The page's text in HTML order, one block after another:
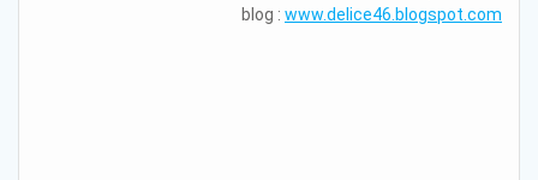
blog : www.delice46.blogspot.com